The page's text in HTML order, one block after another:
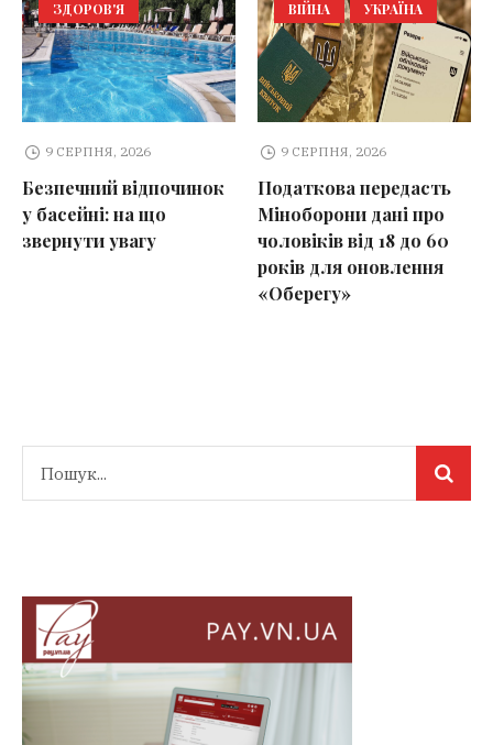
ЗДОРОВ'Я
9 СЕРПНЯ, 2026
Безпечний відпочинок
у басейні: на що
звернути увагу
ВІЙНА УКРАЇНА
9 СЕРПНЯ, 2026
Податкова передасть
Міноборони дані про
чоловіків від 18 до 60
років для оновлення
«Оберегу»